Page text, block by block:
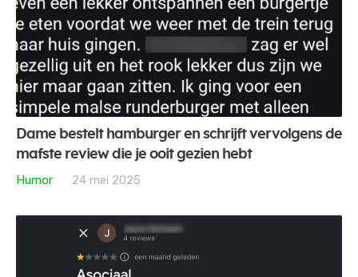
Dame bestelt hamburger en schrijft vervolgens de
mafste review die je ooit gezien hebt
Humor
24 mei 2025